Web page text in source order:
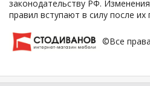
законодательству РФ.
правил вступают в силу после их
©Все